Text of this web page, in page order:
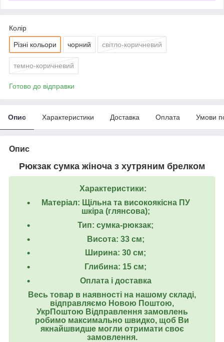
Колір
Різні кольори чорний світло-коричневий
темно-коричневий
Готово до відправки
Опис Характеристики Доставка Оплата Умови
Опис
Рюкзак сумка жіноча з хутряним брелком
Характеристики:
Матеріал: Щільна та високоякісна ПУ
шкіра (глянсова);
Тип: сумка-рюкзак;
Висота: 33 см;
Ширина: 30 см;
Глибина: 15 см;
Оплата і доставка
Весь товар в наявності на нашому складі,
відправляємо Новою Поштою,
УкрПоштою Відправлення замовлень
робимо максимально швидко, щоб Ви
якнайшвидше могли отримати своє
замовлення.